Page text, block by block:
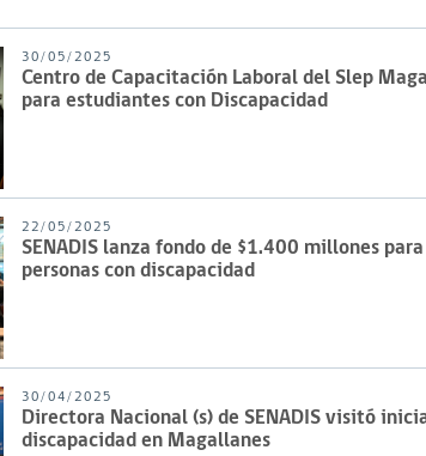
30/05/2025
Centro de Capacitación Laboral del Slep
para estudiantes con Discapacidad
22/05/2025
SENADIS lanza fondo de $1.400 millones
personas con discapacidad
30/04/2025
Directora Nacional (s) de SENADIS visitó
discapacidad en Magallanes